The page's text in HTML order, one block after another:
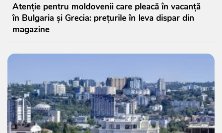
Atenție pentru moldovenii care pleacă în vacanță
în Bulgaria și Grecia: prețurile în leva dispar din
magazine